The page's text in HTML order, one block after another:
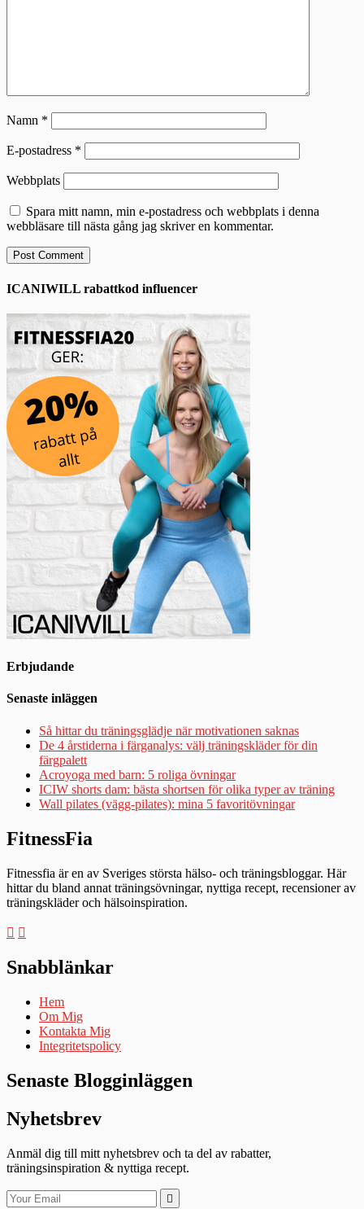
Namn *
E-postadress *
Webbplats
Spara mitt namn, min e-postadress och webbplats i denna
webbläsare till nästa gång jag skriver en kommentar.
ICANIWILL rabattkod influencer
Erbjudande
Senaste inläggen
Så hittar du träningsglädje när motivationen saknas
De 4 årstiderna i färganalys: välj träningskläder för din
färgpalett
Acroyoga med barn: 5 roliga övningar
ICIW shorts dam: bästa shortsen för olika typer av träning
Wall pilates (vägg-pilates): mina 5 favoritövningar
FitnessFia
Fitnessfia är en av Sveriges största hälso- och träningsbloggar. Här
hittar du bland annat träningsövningar, nyttiga recept, recensioner av
träningskläder och hälsoinspiration.
Snabblänkar
Hem
Om Mig
Kontakta Mig
Integritetspolicy
Senaste Blogginläggen
Nyhetsbrev
Anmäl dig till mitt nyhetsbrev och ta del av rabatter,
träningsinspiration & nyttiga recept.